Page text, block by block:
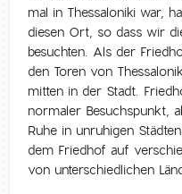
mal in Thessaloniki war,
diesen Ort, so dass wir
besuchten. Als der
den Toren von
mitten in der Stadt.
normaler Besuchspunkt,
Ruhe in unruhigen
dem Friedhof auf
von unterschiedlichen